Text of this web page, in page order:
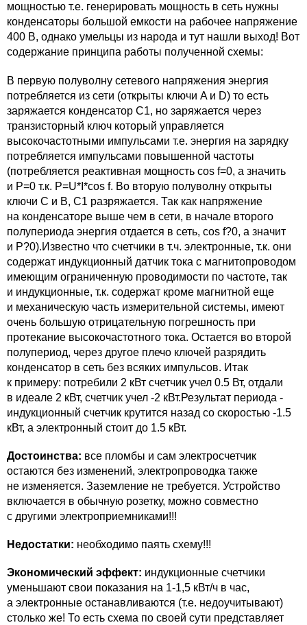
мощностью т.е. генерировать мощность в сеть нужны
конденсаторы большой емкости на рабочее напряжение
400 В, однако умельцы из народа и тут нашли выход! Вот
содержание принципа работы полученной схемы:
В первую полуволну сетевого напряжения энергия
потребляется из сети (открыты ключи A и D) то есть
заряжается конденсатор С1, но заряжается через
транзисторный ключ который управляется
высокочастотными импульсами т.е. энергия на зарядку
потребляется импульсами повышенной частоты
(потребляется реактивная мощность cos f=0, а значить
и Р=0 т.к. P=U*I*cos f. Во вторую полуволну открыты
ключи С и В, С1 разряжается. Так как напряжение
на конденсаторе выше чем в сети, в начале второго
полупериода энергия отдается в сеть, cos f?0, а значит
и Р?0).Известно что счетчики в т.ч. электронные, т.к. они
содержат индукционный датчик тока с магнитопроводом
имеющим ограниченную проводимости по частоте, так
и индукционные, т.к. содержат кроме магнитной еще
и механическую часть измерительной системы, имеют
очень большую отрицательную погрешность при
протекание высокочастотного тока. Остается во второй
полупериод, через другое плечо ключей разрядить
конденсатор в сеть без всяких импульсов. Итак
к примеру: потребили 2 кВт счетчик учел 0.5 Вт, отдали
в идеале 2 кВт, счетчик учел -2 кВт.Результат периода -
индукционный счетчик крутится назад со скоростью -1.5
кВт, а электронный стоит до 1.5 кВт.
Достоинства: все пломбы и сам электросчетчик
остаются без изменений, электропроводка также
не изменяется. Заземление не требуется. Устройство
включается в обычную розетку, можно совместно
с другими электроприемниками!!!
Недостатки: необходимо паять схему!!!
Экономический эффект: индукционные счетчики
уменьшают свои показания на 1-1,5 кВт/ч в час,
а электронные останавливаются (т.е. недоучитывают)
столько же! То есть схема по своей сути представляет